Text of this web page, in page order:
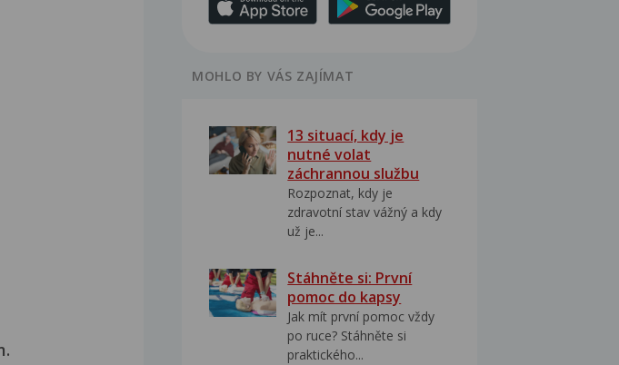
MOHLO BY VÁS ZAJÍMAT
13 situací, kdy je
nutné volat
záchrannou službu
Rozpoznat, kdy je
zdravotní stav vážný a kdy
už je...
Stáhněte si: První
pomoc do kapsy
Jak mít první pomoc vždy
po ruce? Stáhněte si
praktického...